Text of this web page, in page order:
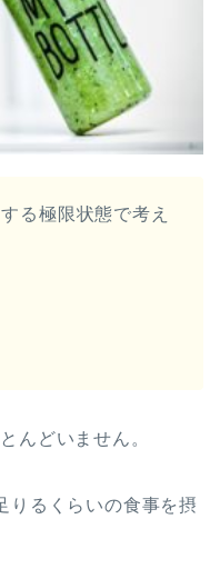
る極限状態で考え
んどいません。
りるくらいの食事を摂